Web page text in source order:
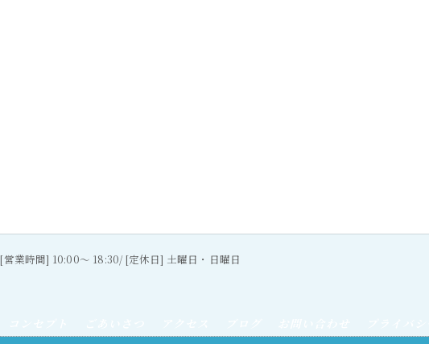
[営業時間] 10:00〜 18:30/ [定休日] 土曜日・日曜日